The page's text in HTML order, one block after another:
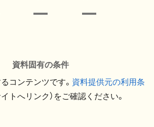
資料固有の条件
コンテンツです。 資料提供元の利用条
イトへリンク）をご確認ください。